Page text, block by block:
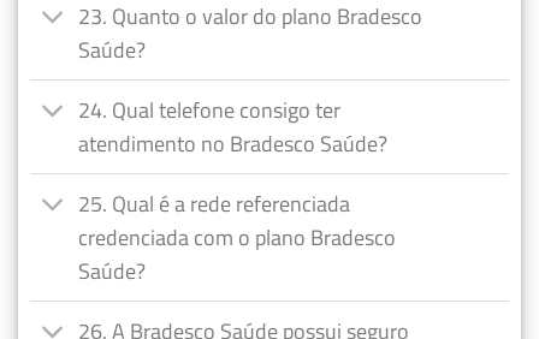
23. Quanto o valor do plano Bradesco
Saúde?
24. Qual telefone consigo ter
atendimento no Bradesco Saúde?
25. Qual é a rede referenciada
credenciada com o plano Bradesco
Saúde?
26. A Bradesco Saúde possui seguro